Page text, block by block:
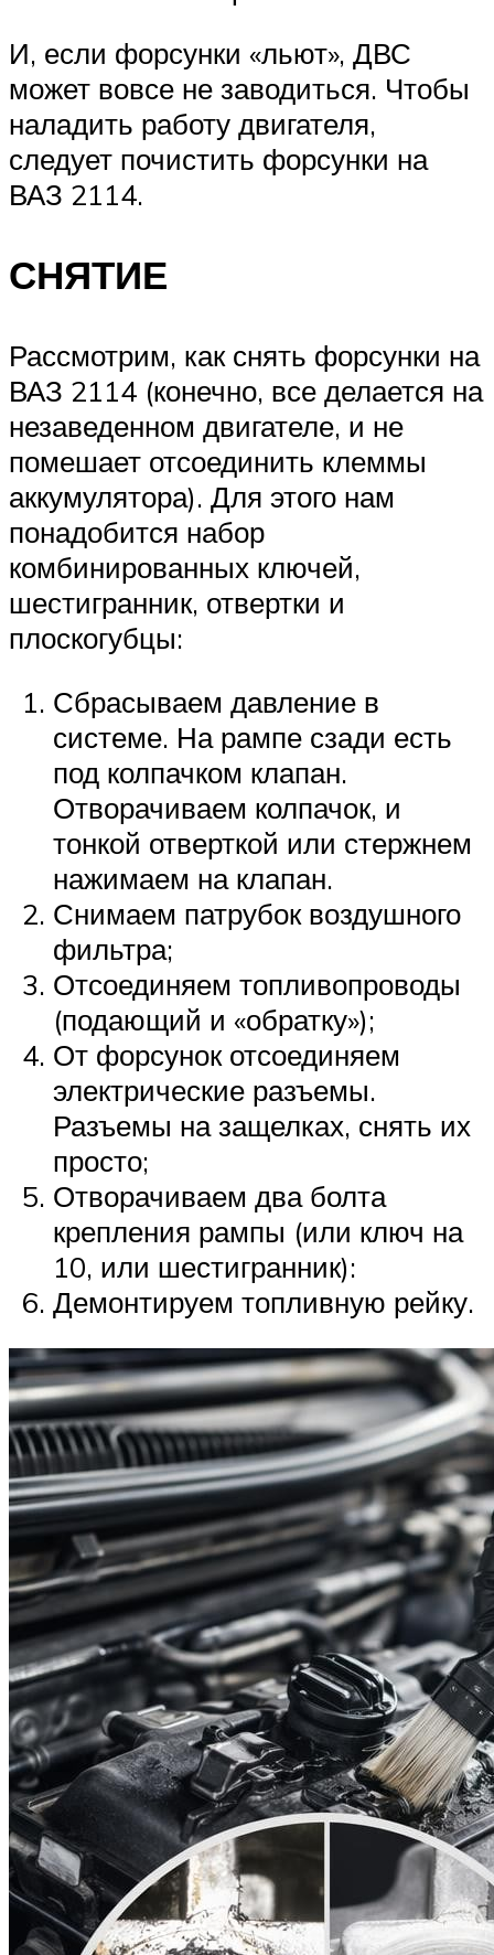
И, если форсунки «льют», ДВС
может вовсе не заводиться. Чтобы
наладить работу двигателя,
следует почистить форсунки на
ВАЗ 2114.
СНЯТИЕ
Рассмотрим, как снять форсунки на
ВАЗ 2114 (конечно, все делается на
незаведенном двигателе, и не
помешает отсоединить клеммы
аккумулятора). Для этого нам
понадобится набор
комбинированных ключей,
шестигранник, отвертки и
плоскогубцы:
Сбрасываем давление в
системе. На рампе сзади есть
под колпачком клапан.
Отворачиваем колпачок, и
тонкой отверткой или стержнем
нажимаем на клапан.
Снимаем патрубок воздушного
фильтра;
Отсоединяем топливопроводы
(подающий и «обратку»);
От форсунок отсоединяем
электрические разъемы.
Разъемы на защелках, снять их
просто;
Отворачиваем два болта
крепления рампы (или ключ на
10, или шестигранник):
Демонтируем топливную рейку.